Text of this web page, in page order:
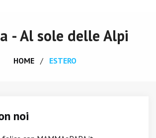
- Al sole delle Alpi
HOME ESTERO
noi